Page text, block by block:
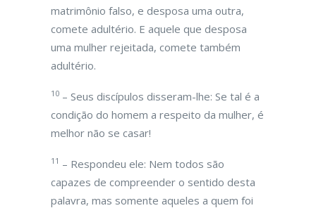
matrimônio falso, e desposa uma outra,
comete adultério. E aquele que desposa
uma mulher rejeitada, comete também
adultério.
10 – Seus discípulos disseram-lhe: Se tal é a
condição do homem a respeito da mulher, é
melhor não se casar!
11 – Respondeu ele: Nem todos são
capazes de compreender o sentido desta
palavra, mas somente aqueles a quem foi